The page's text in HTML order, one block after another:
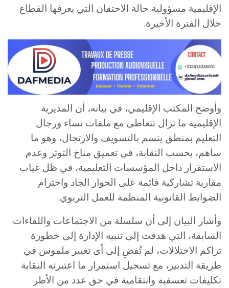
الإقليمية مسؤولية حالة الاحتقان التي يعرفها القطاع
خلال الفترة الأخيرة.
وأوضح المكتب الإقليمي، في بيانه، أن المديرية
الإقليمية ما تزال تتعاطى مع ملفات نساء ورجال
التعليم بمنطق يتسم بالتسويف والارتجال، وهو ما
ساهم، بحسب النقابة، في تعميق مناخ التوتر وعدم
الاستقرار داخل المؤسسات التعليمية، في ظل غياب
مقاربة تشاركية قائمة على الحوار الجاد واحترام
الضوابط القانونية المنظمة للعمل التربوي.
وأشار البيان إلى أن سلسلة من الاجتماعات واللقاءات
السابقة، التي هدفت إلى تنبيه الإدارة إلى خطورة
تراكم الاختلالات، لم تُفضِ إلى أي تغيير ملموس في
طريقة التدبير، مع تسجيل استمرار ما اعتبرته النقابة
تكليفات تعسفية وانتقامية في حق عدد من الأطر